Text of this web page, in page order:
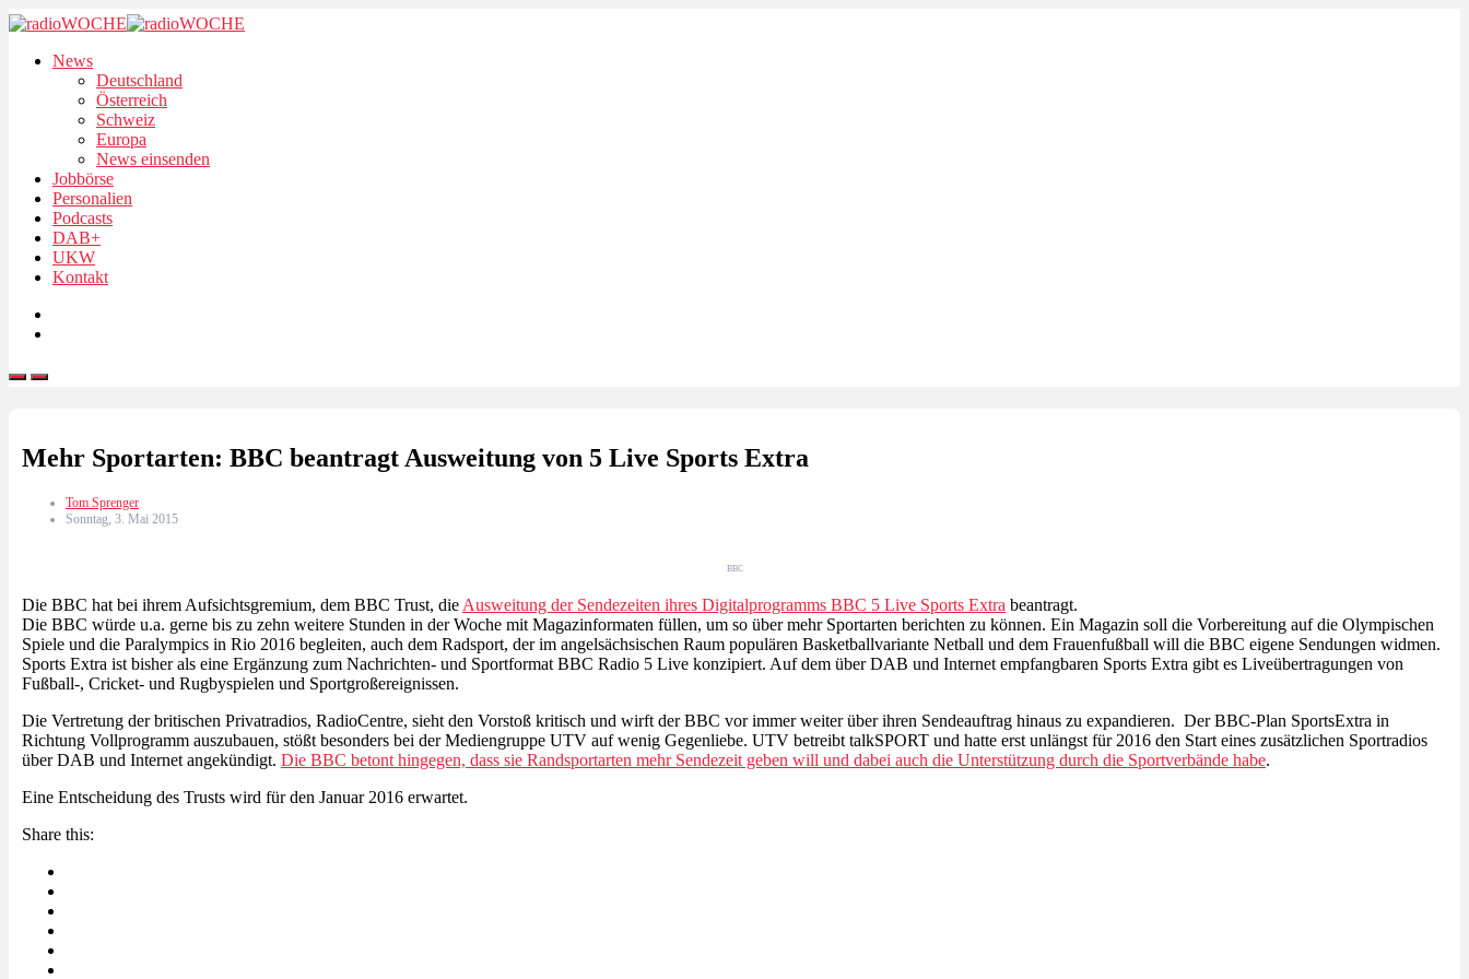
News
Deutschland
Österreich
Schweiz
Europa
News einsenden
Jobbörse
Personalien
Podcasts
DAB+
UKW
Kontakt
Mehr Sportarten: BBC beantragt Ausweitung von 5 Live Sports Extra
Tom Sprenger
Sonntag, 3. Mai 2015
BBC
Die BBC hat bei ihrem Aufsichtsgremium, dem BBC Trust, die Ausweitung der Sendezeiten ihres Digitalprogramms BBC 5 Live Sports Extra beantragt.
Die BBC würde u.a. gerne bis zu zehn weitere Stunden in der Woche mit Magazinformaten füllen, um so über mehr Sportarten berichten zu können. Ein Magazin soll die Vorbereitung auf die Olympischen
Spiele und die Paralympics in Rio 2016 begleiten, auch dem Radsport, der im angelsächsischen Raum populären Basketballvariante Netball und dem Frauenfußball will die BBC eigene Sendungen widmen.
Sports Extra ist bisher als eine Ergänzung zum Nachrichten- und Sportformat BBC Radio 5 Live konzipiert. Auf dem über DAB und Internet empfangbaren Sports Extra gibt es Liveübertragungen von
Fußball-, Cricket- und Rugbyspielen und Sportgroßereignissen.
Die Vertretung der britischen Privatradios, RadioCentre, sieht den Vorstoß kritisch und wirft der BBC vor immer weiter über ihren Sendeauftrag hinaus zu expandieren. Der BBC-Plan SportsExtra in
Richtung Vollprogramm auszubauen, stößt besonders bei der Mediengruppe UTV auf wenig Gegenliebe. UTV betreibt talkSPORT und hatte erst unlängst für 2016 den Start eines zusätzlichen Sportradios
über DAB und Internet angekündigt. Die BBC betont hingegen, dass sie Randsportarten mehr Sendezeit geben will und dabei auch die Unterstützung durch die Sportverbände habe.
Eine Entscheidung des Trusts wird für den Januar 2016 erwartet.
Share this: